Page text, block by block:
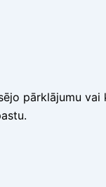
pārklājumu